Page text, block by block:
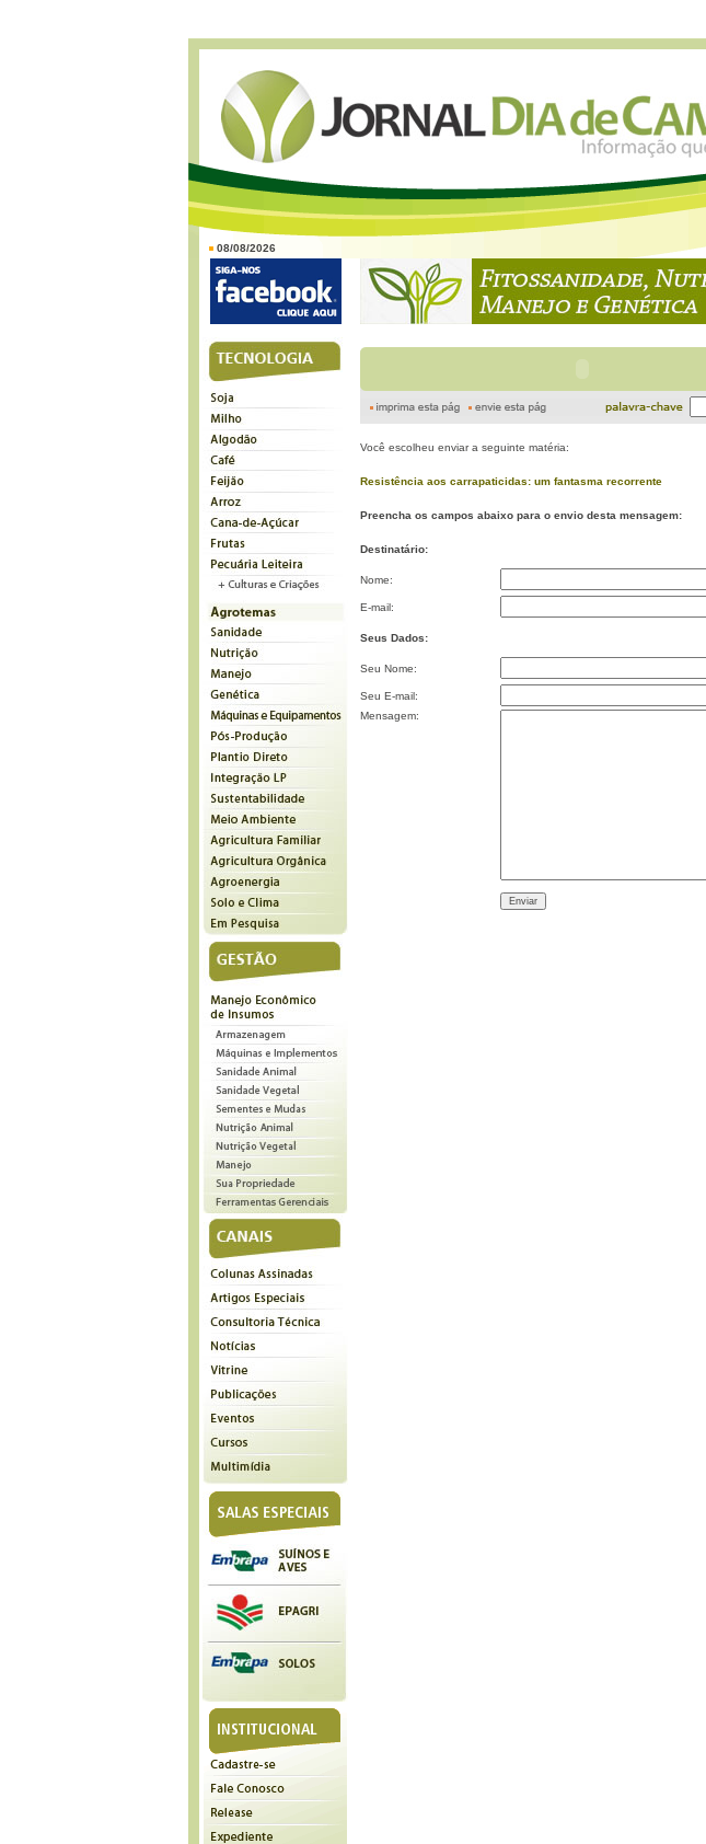
08/08/2026
Você escolheu enviar a seguinte matéria:
Resistência aos carrapaticidas: um fantasma recorrente
Preencha os campos abaixo para o envio desta mensagem:
Destinatário:
Nome:
E-mail:
Seus Dados:
Seu Nome:
Seu E-mail:
Mensagem: